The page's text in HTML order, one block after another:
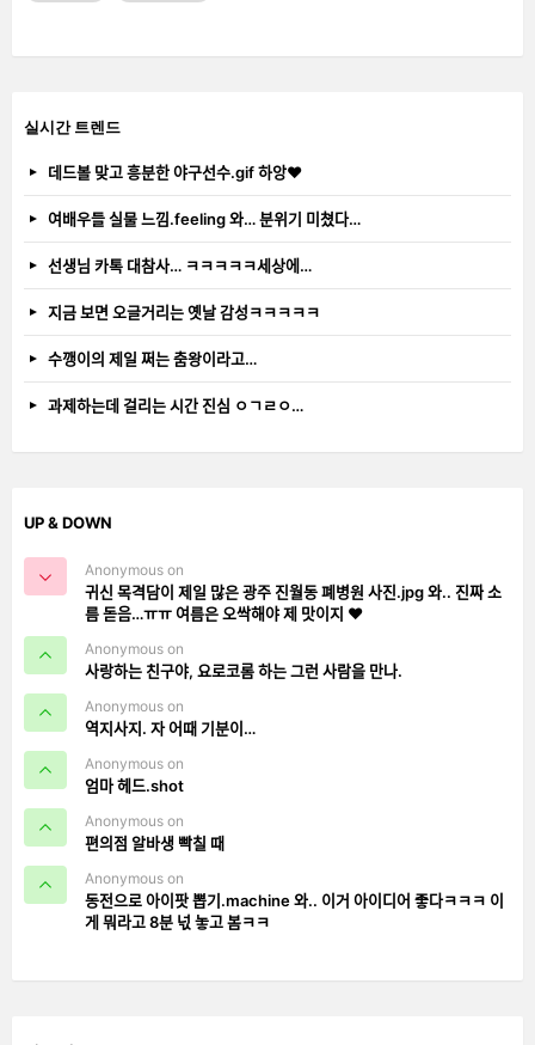
실시간 트렌드
데드볼 맞고 흥분한 야구선수.gif 하앙❤️
여배우들 실물 느낌.feeling 와… 분위기 미쳤다…
선생님 카톡 대참사… ㅋㅋㅋㅋㅋ세상에…
지금 보면 오글거리는 옛날 감성ㅋㅋㅋㅋㅋ
수깽이의 제일 쩌는 춤왕이라고…
과제하는데 걸리는 시간 진심 ㅇㄱㄹㅇ…
UP & DOWN
Anonymous on
귀신 목격담이 제일 많은 광주 진월동 폐병원 사진.jpg 와.. 진짜 소
름 돋음…ㅠㅠ 여름은 오싹해야 제 맛이지 ❤️
Anonymous on
사랑하는 친구야, 요로코롬 하는 그런 사람을 만나.
Anonymous on
역지사지. 자 어때 기분이…
Anonymous on
엄마 헤드.shot
Anonymous on
편의점 알바생 빡칠 때
Anonymous on
동전으로 아이팟 뽑기.machine 와.. 이거 아이디어 좋다ㅋㅋㅋ 이
게 뭐라고 8분 넋 놓고 봄ㅋㅋ